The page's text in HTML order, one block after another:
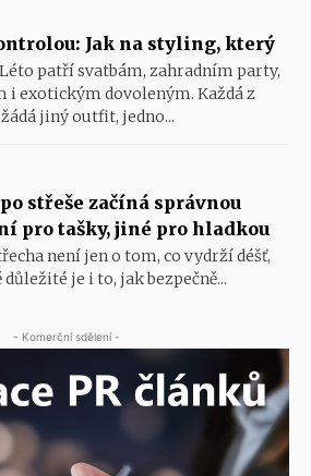
Jak na styling, který
Léto patří svatbám, zahradním party,
i exotickým dovoleným. Každá z
jiný outfit, jedno...
střeše začíná správnou
pro tašky, jiné pro hladkou
není jen o tom, co vydrží déšť,
je i to, jak bezpečně...
- Komerční sdělení -